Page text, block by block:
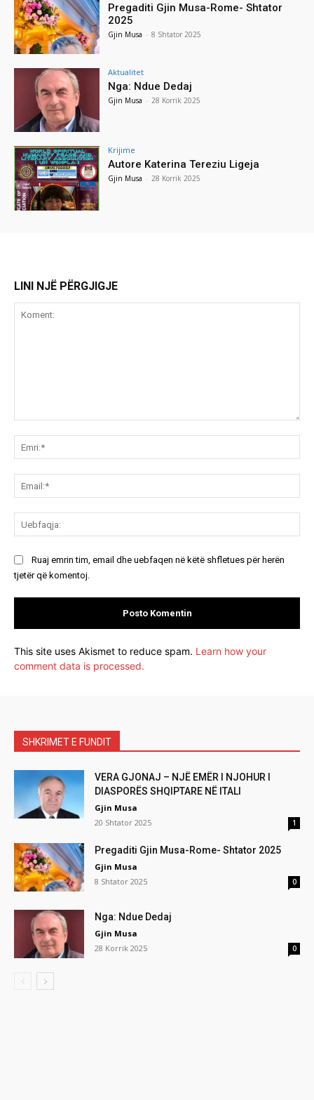
Pregaditi Gjin Musa-Rome- Shtator
2025
Gjin Musa - 8 Shtator 2025
Aktualitet
Nga: Ndue Dedaj
Gjin Musa - 28 Korrik 2025
Krijime
Autore Katerina Tereziu Ligeja
Gjin Musa - 28 Korrik 2025
LINI NJË PËRGJIGJE
Ruaj emrin tim, email dhe uebfaqen në këtë shfletues për herën
tjetër që komentoj.
This site uses Akismet to reduce spam. Learn how your
comment data is processed.
SHKRIMET E FUNDIT
VERA GJONAJ – NJË EMËR I NJOHUR I
DIASPORËS SHQIPTARE NË ITALI
Gjin Musa
20 Shtator 2025
1
Pregaditi Gjin Musa-Rome- Shtator 2025
Gjin Musa
8 Shtator 2025
0
Nga: Ndue Dedaj
Gjin Musa
28 Korrik 2025
0